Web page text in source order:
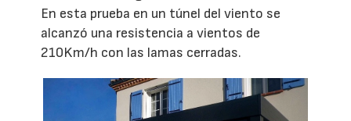
En esta prueba en un túnel del viento se
alcanzó una resistencia a vientos de
210Km/h con las lamas cerradas.